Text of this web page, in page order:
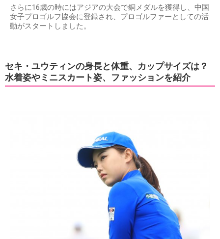
さらに16歳の時にはアジアの大会で銅メダルを獲得し、中国
女子プロゴルフ協会に登録され、プロゴルファーとしての活
動がスタートしました。
セキ・ユウティンの身長と体重、カップサイズは？
水着姿やミニスカート姿、ファッションを紹介